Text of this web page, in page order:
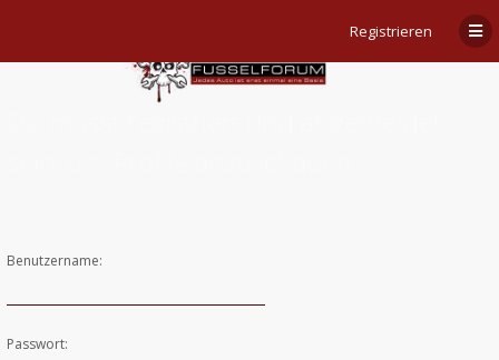
Registrieren
Benutzername:
Passwort: